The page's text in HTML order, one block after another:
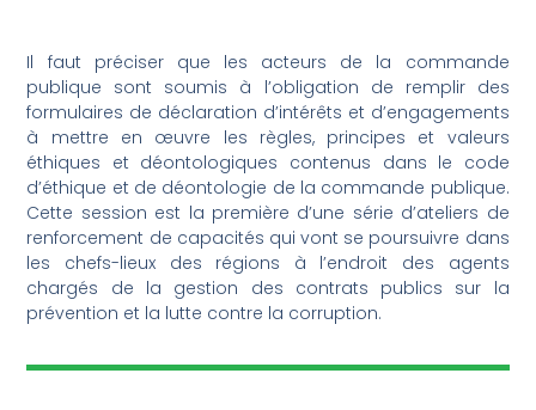
Il faut préciser que les acteurs de la commande
publique sont soumis à l’obligation de remplir des
formulaires de déclaration d’intérêts et d’engagements
à mettre en œuvre les règles, principes et valeurs
éthiques et déontologiques contenus dans le code
d’éthique et de déontologie de la commande publique.
Cette session est la première d’une série d’ateliers de
renforcement de capacités qui vont se poursuivre dans
les chefs-lieux des régions à l’endroit des agents
chargés de la gestion des contrats publics sur la
prévention et la lutte contre la corruption.